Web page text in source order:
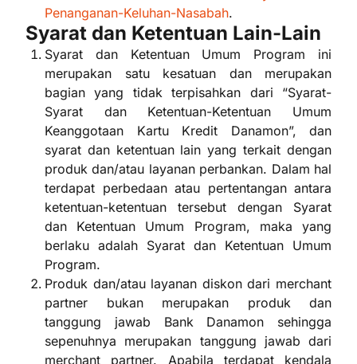
Penanganan-Keluhan-Nasabah.
Syarat dan Ketentuan Lain-Lain
Syarat dan Ketentuan Umum Program ini
merupakan satu kesatuan dan merupakan
bagian yang tidak terpisahkan dari “Syarat-
Syarat dan Ketentuan-Ketentuan Umum
Keanggotaan Kartu Kredit Danamon”, dan
syarat dan ketentuan lain yang terkait dengan
produk dan/atau layanan perbankan. Dalam hal
terdapat perbedaan atau pertentangan antara
ketentuan-ketentuan tersebut dengan Syarat
dan Ketentuan Umum Program, maka yang
berlaku adalah Syarat dan Ketentuan Umum
Program.
Produk dan/atau layanan diskon dari merchant
partner bukan merupakan produk dan
tanggung jawab Bank Danamon sehingga
sepenuhnya merupakan tanggung jawab dari
merchant partner. Apabila terdapat kendala